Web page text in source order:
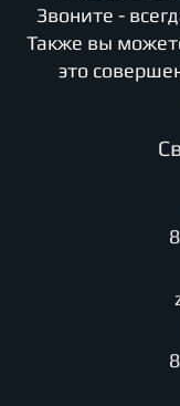
Звоните -
Также вы
это